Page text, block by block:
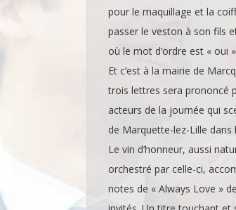
pour le maquillage et la
passer le veston à son fils
où le mot d’ordre est « oui
Et c’est à la mairie de
trois lettres sera prononcé
acteurs de la journée qui
de Marquette-lez-Lille
Le vin d’honneur, aussi
orchestré par celle-ci,
notes de « Always Love »